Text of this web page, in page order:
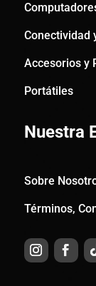
Conectividad
Accesorios y
Portátiles
Nuestra
Sobre
Términos,